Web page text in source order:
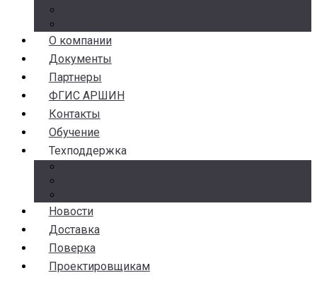
О компании
Документы
Партнеры
ФГИС АРШИН
Контакты
Обучение
Техподдержка
Новости
Доставка
Поверка
Проектировщикам